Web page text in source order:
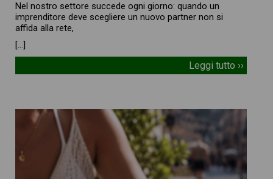
Nel nostro settore succede ogni giorno: quando un
imprenditore deve scegliere un nuovo partner non si
affida alla rete,
[…]
Leggi tutto ››